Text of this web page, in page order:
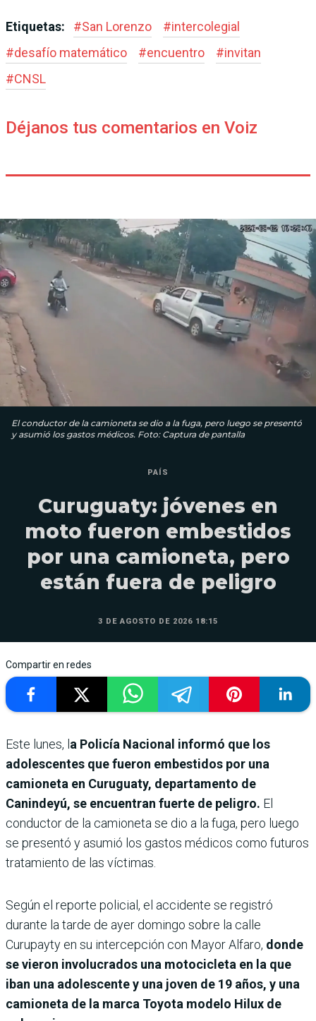
Etiquetas: #San Lorenzo #intercolegial
#desafío matemático #encuentro #invitan
#CNSL
Déjanos tus comentarios en Voiz
El conductor de la camioneta se dio a la fuga, pero luego se presentó
y asumió los gastos médicos. Foto: Captura de pantalla
PAÍS
Curuguaty: jóvenes en
moto fueron embestidos
por una camioneta, pero
están fuera de peligro
3 DE AGOSTO DE 2026 18:15
Compartir en redes
Este lunes, l a Policía Nacional informó que los
adolescentes que fueron embestidos por una
camioneta en Curuguaty, departamento de
Canindeyú, se encuentran fuerte de peligro. El
conductor de la camioneta se dio a la fuga, pero luego
se presentó y asumió los gastos médicos como futuros
tratamiento de las víctimas.
Según el reporte policial, el accidente se registró
durante la tarde de ayer domingo sobre la calle
Curupayty en su intercepción con Mayor Alfaro, donde
se vieron involucrados una motocicleta en la que
iban una adolescente y una joven de 19 años, y una
camioneta de la marca Toyota modelo Hilux de